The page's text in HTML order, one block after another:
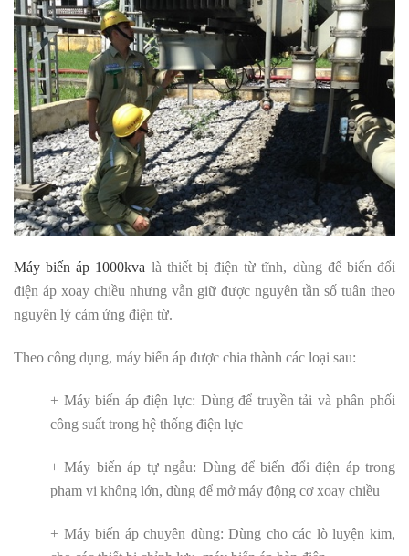
Máy biến áp 1000kva là thiết bị điện từ tĩnh, dùng để biến đổi
điện áp xoay chiều nhưng vẫn giữ được nguyên tần số tuân theo
nguyên lý cảm ứng điện từ.
Theo công dụng, máy biến áp được chia thành các loại sau:
+ Máy biến áp điện lực: Dùng để truyền tải và phân phối
công suất trong hệ thống điện lực
+ Máy biến áp tự ngẫu: Dùng để biến đổi điện áp trong
phạm vi không lớn, dùng để mở máy động cơ xoay chiều
+ Máy biến áp chuyên dùng: Dùng cho các lò luyện kim,